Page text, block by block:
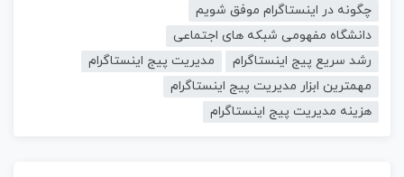
چگونه در اینستاگرام موفق شویم
دانشگاه مفهومی شبکه های اجتماعی
رشد سریع پیج اینستاگرام
مدیریت پیج اینستاگرام
مهمترین ابزار مدیریت پیج اینستاگرام
هزینه مدیریت پیج اینستاگرام